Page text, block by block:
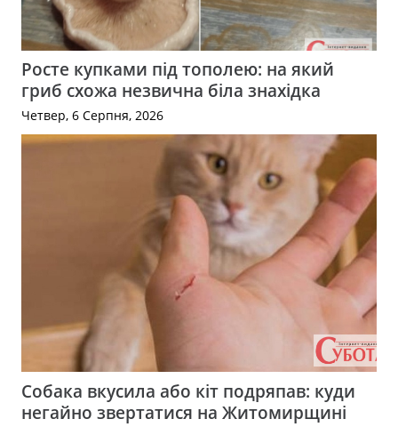
Росте купками під тополею: на який
гриб схожа незвична біла знахідка
Четвер, 6 Серпня, 2026
Собака вкусила або кіт подряпав: куди
негайно звертатися на Житомирщині